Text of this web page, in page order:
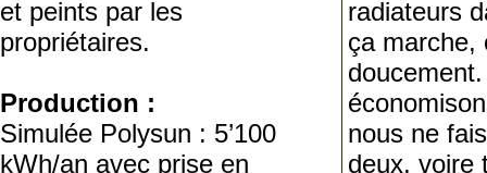
et peints par les
propriétaires.
Production :
Simulée Polysun : 5’100
kWh/an avec prise en
radiateurs
ça marche,
nous ne
deux, voire